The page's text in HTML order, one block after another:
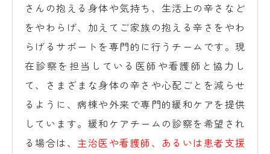
さんの抱える身体や気持ち、生活上の辛さなど
をやわらげ、加えてご家族の抱える辛さをやわ
らげるサポートを専門的に行うチームです。現
在診察を担当している医師や看護師と協力し
て、さまざまな身体の辛さや心配ごとを減らせ
るように、病棟や外来で専門的緩和ケアを提供
しています。緩和ケアチームの診察を希望され
る場合は、 主治医や看護師、あるいは患者支援